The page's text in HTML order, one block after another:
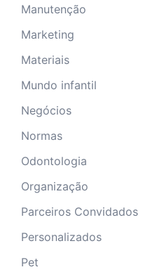
Manutenção
Marketing
Materiais
Mundo infantil
Negócios
Normas
Odontologia
Organização
Parceiros Convidados
Personalizados
Pet